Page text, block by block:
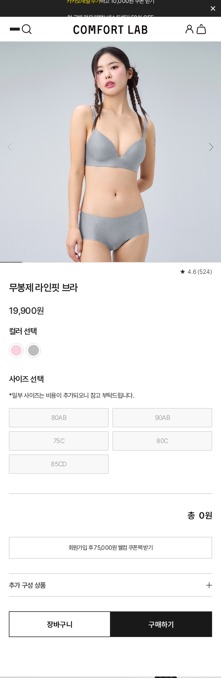
✕
★ 4.6 (524)
무봉제 라인핏 브라
19,900원
컬러 선택
사이즈 선택
*일부 사이즈는 비용이 추가되오니 참고 부탁드립니다.
80AB 90AB
75C 80C
85CD
총 0원
회원가입 후 75,000원 웰컴 쿠폰팩 받기
추가 구성 상품
장바구니 구매하기